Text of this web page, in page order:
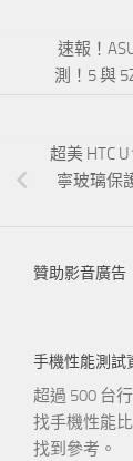
速報！
測！5 與
超美 HTC
寧玻璃保
贊助影音廣告
手機性能測試
超過 500 台
找手機性能
找到參考。